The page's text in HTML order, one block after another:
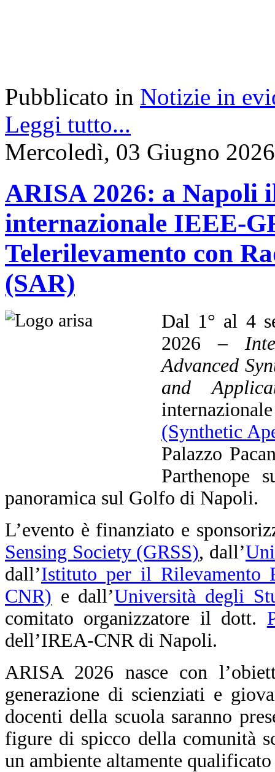
Pubblicato in Notizie in
Leggi tutto...
Mercoledì, 03 Giugno
ARISA 2026: a Napoli
internazionale IEEE-
Telerilevamento con
(SAR)
Dal 1° al 4
2026 –
Advanced
and
(Synthetic
Palazzo
Parthenope
panoramica sul Golfo di Napoli.
L’evento è finanziato e
Sensing Society (GRSS), dall’
dall’Istituto per il Rilevamento
CNR) e dall’Università degli
comitato organizzatore il dott.
dell’IREA-CNR di Napoli.
ARISA 2026 nasce con
generazione di scienziati e
docenti della scuola saranno
figure di spicco della comunità
un ambiente altamente